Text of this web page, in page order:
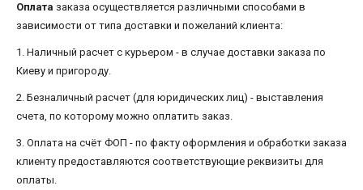
Оплата заказа осуществляется различными способами в
зависимости от типа доставки и пожеланий клиента:
1. Наличный расчет с курьером - в случае доставки заказа по
Киеву и пригороду.
2. Безналичный расчет (для юридических лиц) - выставления
счета, по которому можно оплатить заказ.
3. Оплата на счёт ФОП - по факту оформления и обработки заказа
клиенту предоставляются соответствующие реквизиты для
оплаты.